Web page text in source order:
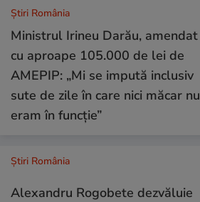
Știri România
Ministrul Irineu Darău, amendat
cu aproape 105.000 de lei de
AMEPIP: „Mi se impută inclusiv
sute de zile în care nici măcar nu
eram în funcție”
Știri România
Alexandru Rogobete dezvăluie